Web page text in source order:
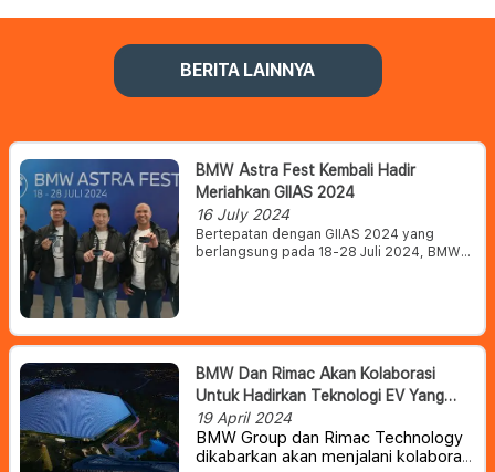
BERITA LAINNYA
BMW Astra Fest Kembali Hadir
Meriahkan GIIAS 2024
16 July 2024
Bertepatan dengan GIIAS 2024 yang
berlangsung pada 18-28 Juli 2024, BMW
bus untuk pelanggan hadir di GIIAS 2024
BMW Dan Rimac Akan Kolaborasi
Untuk Hadirkan Teknologi EV Yang
Luar Biasa
19 April 2024
BMW Group dan Rimac Technology
dikabarkan akan menjalani kolaborasi